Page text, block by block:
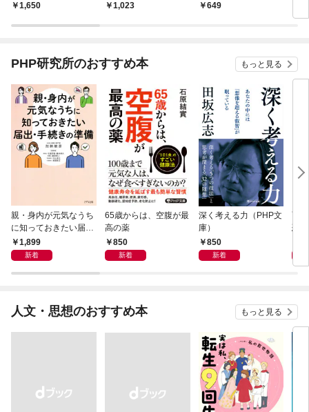
1,650
1,023
649
PHP研究所のおすすめ本 もっと見る
親・身内が元気なうち
に知っておきたい届
出・手続きの準備（き
ずな出版）
1,899
新着
65歳からは、空腹が最
高の薬
850
新着
深く考える力（PHP文
庫）
850
新着
面
恐
人文・思想のおすすめ本 もっと見る